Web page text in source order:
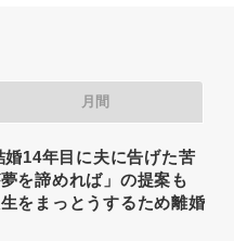
月間
婚14年目に夫に告げた苦
を諦めれば」の提案も
生をまっとうするため離婚